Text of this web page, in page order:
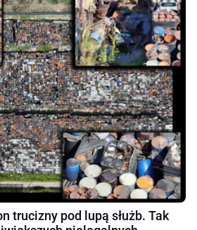
trucizny pod lupą służb. Tak